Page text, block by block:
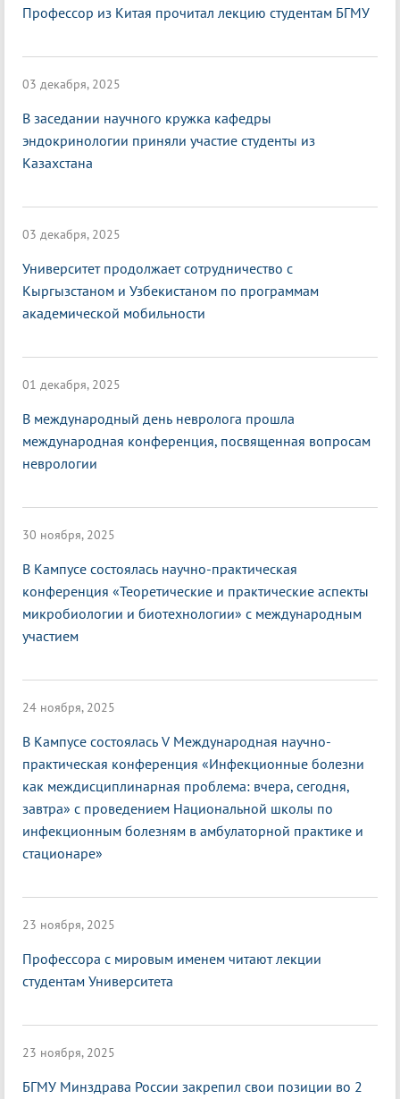
Профессор из Китая прочитал лекцию студентам БГМУ
03 декабря, 2025
В заседании научного кружка кафедры
эндокринологии приняли участие студенты из
Казахстана
03 декабря, 2025
Университет продолжает сотрудничество с
Кыргызстаном и Узбекистаном по программам
академической мобильности
01 декабря, 2025
В международный день невролога прошла
международная конференция, посвященная вопросам
неврологии
30 ноября, 2025
В Кампусе состоялась научно-практическая
конференция «Теоретические и практические аспекты
микробиологии и биотехнологии» с международным
участием
24 ноября, 2025
В Кампусе состоялась V Международная научно-
практическая конференция «Инфекционные болезни
как междисциплинарная проблема: вчера, сегодня,
завтра» с проведением Национальной школы по
инфекционным болезням в амбулаторной практике и
стационаре»
23 ноября, 2025
Профессора с мировым именем читают лекции
студентам Университета
23 ноября, 2025
БГМУ Минздрава России закрепил свои позиции во 2